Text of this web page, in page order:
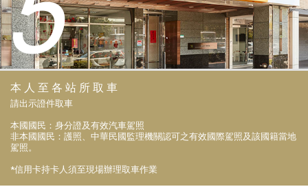
本人至各站所取車
請出示證件取車
本國國民：身分證及有效汽車駕照
非本國國民：護照、中華民國監理機關認可之有效國際駕照及該國籍當地
駕照。
*信用卡持卡人須至現場辦理取車作業